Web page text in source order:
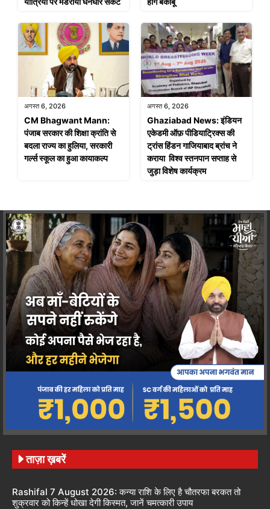
अगस्त 6, 2026
CM Bhagwant Mann:
पंजाब सरकार की शिक्षा क्रांति से
बदला राज्य का हुलिया, सरकारी
गर्ल्स स्कूल का हुआ कायाकल्प
अगस्त 6, 2026
Ghaziabad News: इंडियन
एकेडमी ऑफ़ पीडियाट्रिक्स की
ट्रांस हिंडन गाजियाबाद ब्रांच ने
कराया विश्व स्तनपान सप्ताह से
जुड़ा विशेष कार्यक्रम
ताज़ा ख़बरें
Rashifal 7 August 2026: कन्या राशि के लिए है चौतरफा बरकत तो
शुक्रवार को किन्हें धोखा देगी किस्मत, जानें चमत्कारी उपाय